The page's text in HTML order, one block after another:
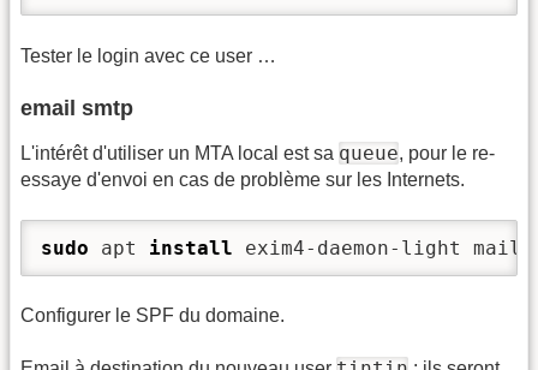
Tester le login avec ce user …
email smtp
L'intérêt d'utiliser un MTA local est sa queue, pour le re-
essaye d'envoi en cas de problème sur les Internets.
sudo apt install exim4-daemon-light
Configurer le SPF du domaine.